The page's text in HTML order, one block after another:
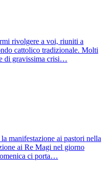
rivolgere a voi, riuniti a
cattolico tradizionale. Molti
di gravissima crisi…
manifestazione ai pastori nella
ai Re Magi nel giorno
ci porta…